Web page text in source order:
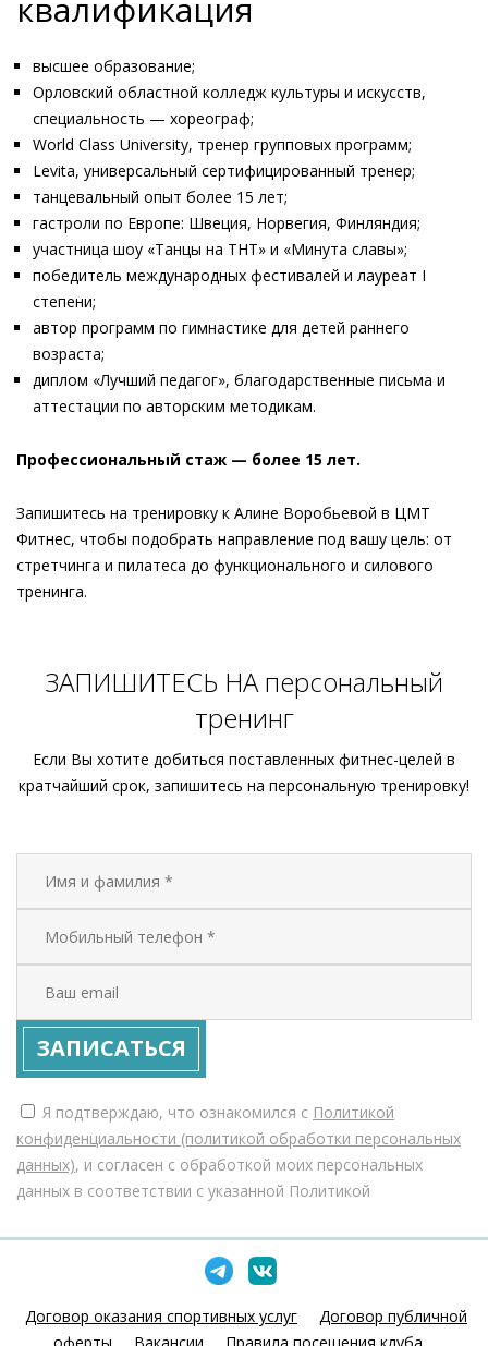
квалификация
высшее образование;
Орловский областной колледж культуры и искусств,
специальность — хореограф;
World Class University, тренер групповых программ;
Levita, универсальный сертифицированный тренер;
танцевальный опыт более 15 лет;
гастроли по Европе: Швеция, Норвегия, Финляндия;
участница шоу «Танцы на ТНТ» и «Минута славы»;
победитель международных фестивалей и лауреат I
степени;
автор программ по гимнастике для детей раннего
возраста;
диплом «Лучший педагог», благодарственные письма и
аттестации по авторским методикам.
Профессиональный стаж — более 15 лет.
Запишитесь на тренировку к Алине Воробьевой в ЦМТ
Фитнес, чтобы подобрать направление под вашу цель: от
стретчинга и пилатеса до функционального и силового
тренинга.
ЗАПИШИТЕСЬ НА персональный
тренинг
Если Вы хотите добиться поставленных фитнес-целей в
кратчайший срок, запишитесь на персональную тренировку!
ЗАПИСАТЬСЯ
Я подтверждаю, что ознакомился с Политикой
конфиденциальности (политикой обработки персональных
данных), и согласен с обработкой моих персональных
данных в соответствии с указанной Политикой
Договор оказания спортивных услуг
Договор публичной